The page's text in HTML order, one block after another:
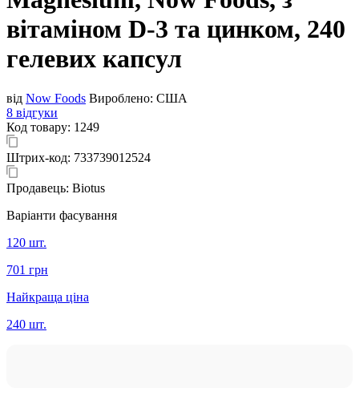
вітаміном D-3 та цинком, 240
гелевих капсул
від Now Foods Вироблено: США
8 відгуки
Код товару: 1249
Штрих-код: 733739012524
Продавець: Biotus
Варіанти фасування
120 шт.
701 грн
Найкраща ціна
240 шт.